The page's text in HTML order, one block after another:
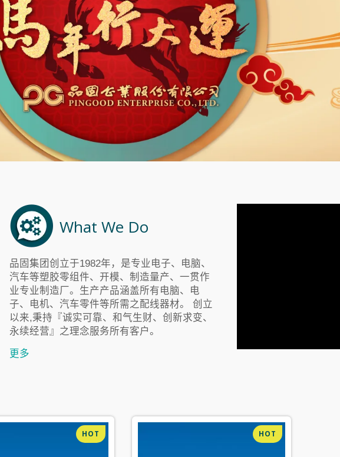
What We Do
品固集团创立于1982年，是专业电子、电脑、
汽车等塑胶零组件、开模、制造量产、一贯作
业专业制造厂。生产产品涵盖所有电脑、电
子、电机、汽车零件等所需之配线器材。 创立
以来,秉持『诚实可靠、和气生财、创新求变、
永续经营』之理念服务所有客户。
更多
HOT HOT